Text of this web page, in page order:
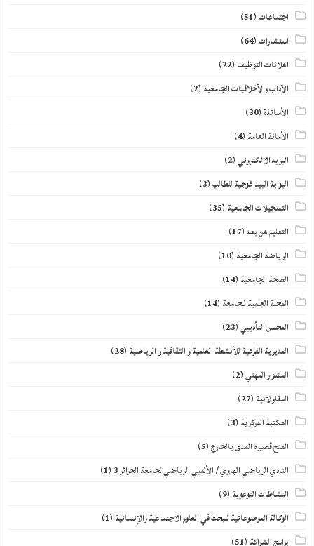
اجتماعات(51)
استشارات(64)
اعلانات التوظيف (22)
الآداب والأخلاقيات الجامعية (2)
الأساتذة(30)
الأمانة العامة (4)
البريد الالكتروني(2)
البوابة البيداغوجية للطالب(3)
التسجيلات الجامعية (35)
التعليم عن بعد(17)
الرياضة الجامعية (10)
الصحة الجامعية (14)
المجلة العلمية للجامعة (14)
المجلس التأديبي(23)
المديرية الفرعية للأنشطة العلمية و الثقافية و الرياضية (28)
المشوار المهني(2)
المقاولاتية (27)
المكتبة المركزية (3)
المنح قصيرة المدى بالخارج(5)
النادي الرياضي الهاوي / الألمبي الرياضي لجامعة الجزائر 3 (1)
النشاطات التوعوية (9)
الوكالة الموضوعاتية للبحث في العلوم الاجتماعية والإنسانية (1)
برامج الشراكة (51)